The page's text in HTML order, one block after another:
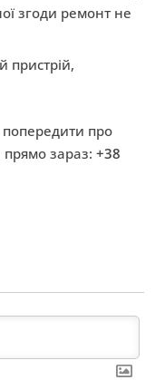
згоди ремонт не
пристрій,
про
прямо зараз: +38